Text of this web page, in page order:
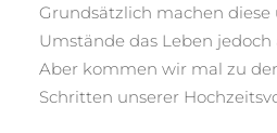
Grundsätzlich machen diese
Umstände das Leben jedoch
Aber kommen wir mal zu
Schritten unserer